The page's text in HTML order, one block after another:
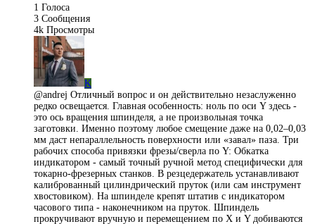
1 Голоса
3 Сообщения
4k Просмотры
K
@andrej Отличный вопрос и он действительно незаслуженно
редко освещается. Главная особенность: ноль по оси Y здесь -
это ось вращения шпинделя, а не произвольная точка
заготовки. Именно поэтому любое смещение даже на 0,02–0,03
мм даст непараллельность поверхности или «завал» паза. Три
рабочих способа привязки фрезы/сверла по Y: Обкатка
индикатором - самый точный ручной метод специфически для
токарно-фрезерных станков. В резцедержатель устанавливают
калиброванный цилиндрический пруток (или сам инструмент
хвостовиком). На шпинделе крепят штатив с индикатором
часового типа - наконечником на пруток. Шпиндель
прокручивают вручную и перемещением по X и Y добиваются